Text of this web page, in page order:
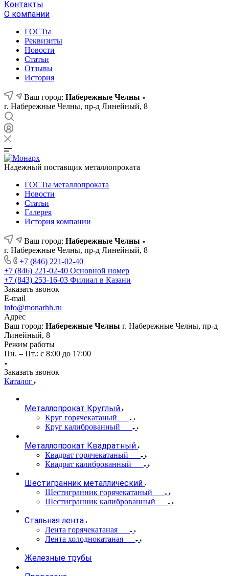
Контакты
О компании
ГОСТы
Реквизиты
Новости
Статьи
Отзывы
История
Ваш город: Набережные Челны
г. Набережные Челны, пр-д Линейный, 8
Надежный поставщик металлопроката
ГОСТы металлопроката
Новости
Статьи
Галерея
История компании
Ваш город: Набережные Челны
г. Набережные Челны, пр-д Линейный, 8
+7 (846) 221-02-40
+7 (846) 221-02-40 Основной номер
+7 (843) 253-16-03 Филиал в Казани
Заказать звонок
E-mail
info@monarhh.ru
Адрес
Ваш город: Набережные Челны г. Набережные Челны, пр-д
Линейный, 8
Режим работы
Пн. – Пт.: с 8:00 до 17:00
Заказать звонок
Каталог
Металлопрокат Круглый
Круг горячекатаный
Круг калиброванный
Металлопрокат Квадратный
Квадрат горячекатаный
Квадрат калиброванный
Шестигранник металлический
Шестигранник горячекатаный
Шестигранник калиброванный
Стальная лента
Лента горячекатаная
Лента холоднокатаная
Железные трубы